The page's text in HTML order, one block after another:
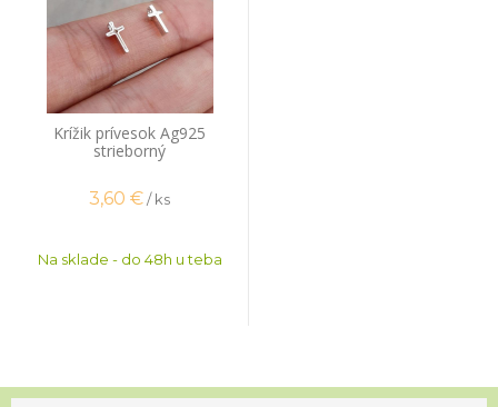
Krížik prívesok Ag925
strieborný
3,60 €/ ks
Na sklade - do 48h u teba